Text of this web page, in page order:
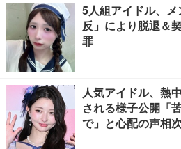
5人組アイドル、
反」により脱退＆
罪
人気アイドル、熱
される様子公開「
で」と心配の声相